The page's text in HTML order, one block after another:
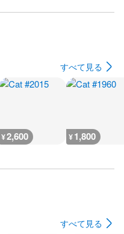
すべて見る
¥2,600 ¥1,800
すべて見る